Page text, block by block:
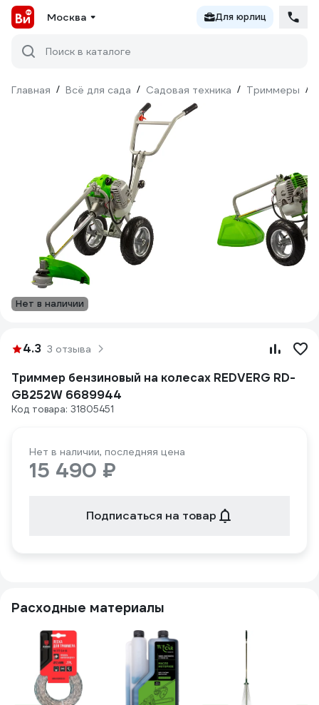
Москва Для юрлиц
Поиск в каталоге
Главная / Всё для сада / Садовая техника / Триммеры /
Нет в наличии
4.3 3 отзыва
Триммер бензиновый на колесах REDVERG RD-
GB252W 6689944
Код товара: 31805451
Нет в наличии, последняя цена
15 490 ₽
Подписаться на товар
Расходные материалы